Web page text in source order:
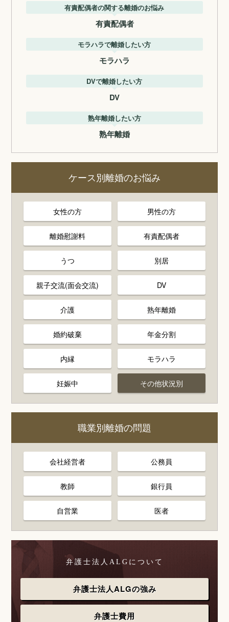
有責配偶者の関する離婚のお悩み
有責配偶者
モラハラで離婚したい方
モラハラ
DVで離婚したい方
DV
熟年離婚したい方
熟年離婚
ケース別離婚のお悩み
女性の方 男性の方
離婚慰謝料 有責配偶者
うつ 別居
親子交流(面会交流) DV
介護 熟年離婚
婚約破棄 年金分割
内縁 モラハラ
妊娠中 その他状況別
職業別離婚の問題
会社経営者 公務員
教師 銀行員
自営業 医者
弁護士法人ALGについて
弁護士法人ALGの強み
弁護士費用